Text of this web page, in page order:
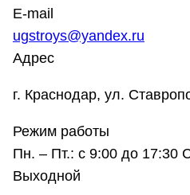
E-mail
ugstroys@yandex.ru
Адрес
г. Краснодар, ул.
Режим работы
Пн. – Пт.: с 9:00 до 17:30
Выходной